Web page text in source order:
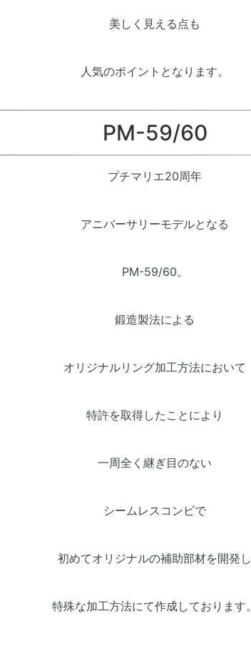
美しく見える点も
人気のポイントとなります。
PM-59/60
プチマリエ20周年
アニバーサリーモデルとなる
PM-59/60。
鍛造製法による
オリジナルリング加工方法において
特許を取得したことにより
一周全く継ぎ目のない
シームレスコンビで
初めてオリジナルの補助部材を開発し
特殊な加工方法にて作成しております。